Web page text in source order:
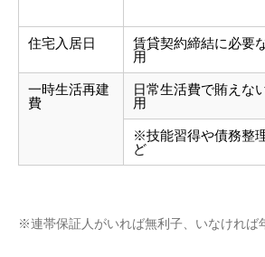
住宅入居日
賃貸契約締結に必要
用
一時生活再建
費
日常生活費で賄えな
用
※技能習得や債務整
ど
※連帯保証人がいれば無利子、いなければ